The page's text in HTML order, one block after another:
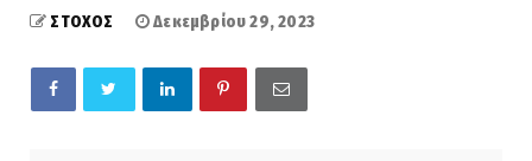
ΣΤΟΧΟΣ Δεκεμβρίου 29, 2023